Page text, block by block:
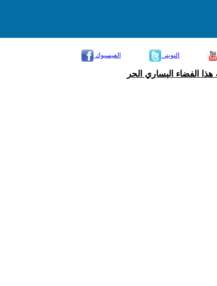
الفيسبوك
التويتر
الفضاء اليساري الحر